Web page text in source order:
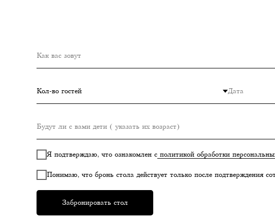
Я подтверждаю, что ознакомлен с политикой обработки
Понимаю, что бронь стола действует только после подтверждения
Забронировать стол